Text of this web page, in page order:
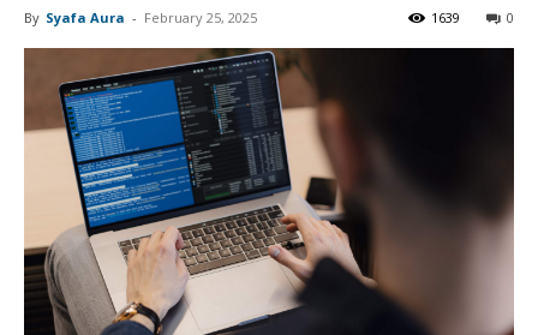
By Syafa Aura - February 25, 2025 0
1639